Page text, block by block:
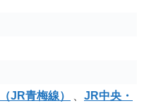
JR青梅線）
JR中央・